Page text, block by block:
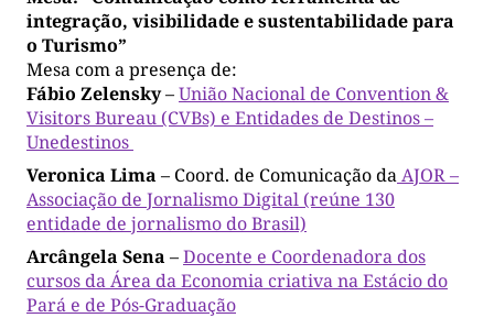
integração, visibilidade e sustentabilidade para
o Turismo”
Mesa com a presença de:
Fábio Zelensky–União Nacional de Convention &
Visitors Bureau (CVBs) e Entidades de Destinos –
Unedestinos
Veronica Lima – Coord. de Comunicação daAJOR –
Associação de Jornalismo Digital (reúne 130
entidade de jornalismo do Brasil)
Arcângela Sena –Docente e Coordenadora dos
cursos da Área da Economia criativa na Estácio do
Pará e de Pós-Graduação